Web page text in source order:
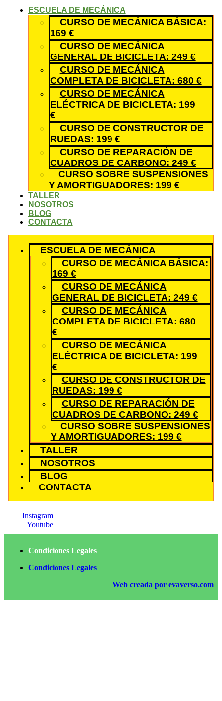
ESCUELA DE MECÁNICA
CURSO DE MECÁNICA BÁSICA:
169 €
CURSO DE MECÁNICA
GENERAL DE BICICLETA: 249 €
CURSO DE MECÁNICA
COMPLETA DE BICICLETA: 680 €
CURSO DE MECÁNICA
ELÉCTRICA DE BICICLETA: 199
€
CURSO DE CONSTRUCTOR DE
RUEDAS: 199 €
CURSO DE REPARACIÓN DE
CUADROS DE CARBONO: 249 €
CURSO SOBRE SUSPENSIONES
Y AMORTIGUADORES: 199 €
TALLER
NOSOTROS
BLOG
CONTACTA
ESCUELA DE MECÁNICA
CURSO DE MECÁNICA BÁSICA:
169 €
CURSO DE MECÁNICA
GENERAL DE BICICLETA: 249 €
CURSO DE MECÁNICA
COMPLETA DE BICICLETA: 680
€
CURSO DE MECÁNICA
ELÉCTRICA DE BICICLETA: 199
€
CURSO DE CONSTRUCTOR DE
RUEDAS: 199 €
CURSO DE REPARACIÓN DE
CUADROS DE CARBONO: 249 €
CURSO SOBRE SUSPENSIONES
Y AMORTIGUADORES: 199 €
TALLER
NOSOTROS
BLOG
CONTACTA
Instagram
Youtube
Condiciones Legales
Condiciones Legales
Web creada por evaverso.com